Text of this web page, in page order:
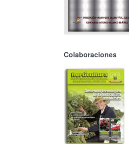
Colaboraciones